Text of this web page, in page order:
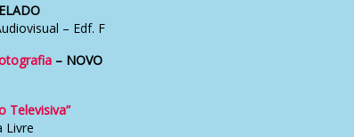
– Edf. F
– NOVO
Televisiva”
Livre